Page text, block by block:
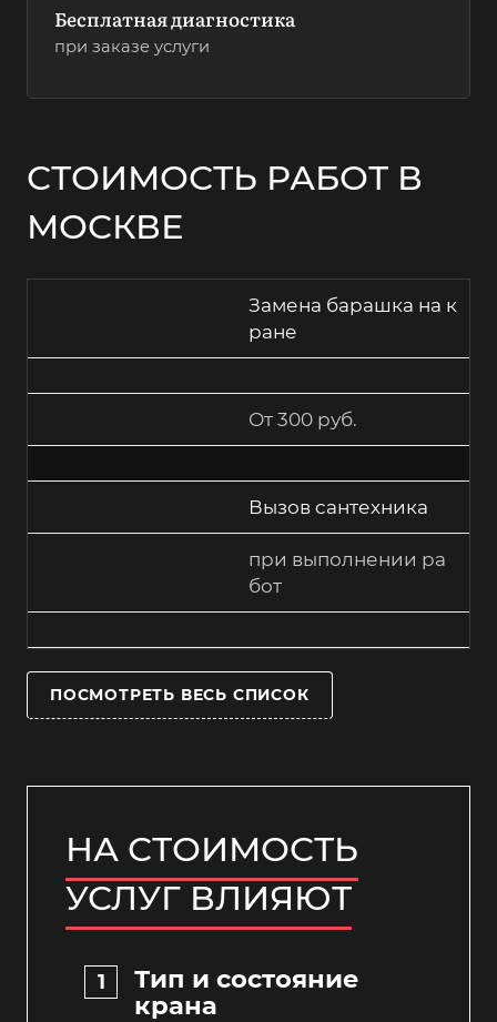
Бесплатная диагностика
при заказе услуги
СТОИМОСТЬ РАБОТ В
МОСКВЕ
Замена барашка на к
ране
От 300 руб.
Вызов сантехника
при выполнении ра
бот
ПОСМОТРЕТЬ ВЕСЬ СПИСОК
НА СТОИМОСТЬ
УСЛУГ ВЛИЯЮТ
Тип и состояние
крана